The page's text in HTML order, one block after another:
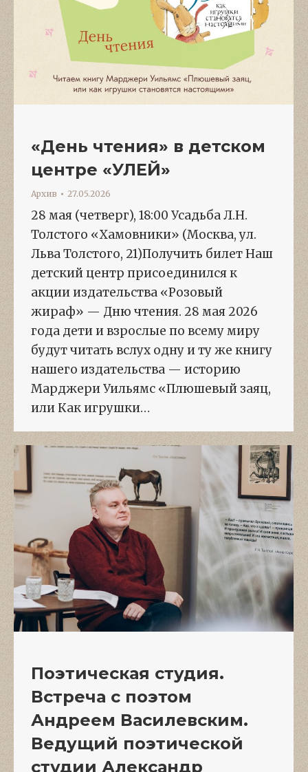
«День чтения» в детском
центре «УЛЕЙ»
Архив 27.05.2026
28 мая (четверг), 18:00 Усадьба Л.Н.
Толстого «Хамовники» (Москва, ул.
Льва Толстого, 21)Получить билет Наш
детский центр присоединился к
акции издательства «Розовый
жираф» — Дню чтения. 28 мая 2026
года дети и взрослые по всему миру
будут читать вслух одну и ту же книгу
нашего издательства — историю
Марджери Уильямс «Плюшевый заяц,
или Как игрушки…
Поэтическая студия.
Встреча с поэтом
Андреем Василевским.
Ведущий поэтической
студии Александр